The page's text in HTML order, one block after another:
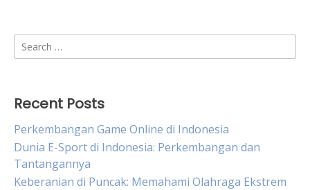
Search
for:
Recent Posts
Perkembangan Game Online di Indonesia
Dunia E-Sport di Indonesia: Perkembangan dan
Tantangannya
Keberanian di Puncak: Memahami Olahraga Ekstrem